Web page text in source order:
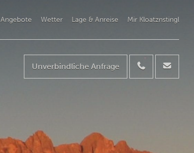
Angebote Wetter Lage & Anreise Mir Kloatznstingl
Unverbindliche Anfrage